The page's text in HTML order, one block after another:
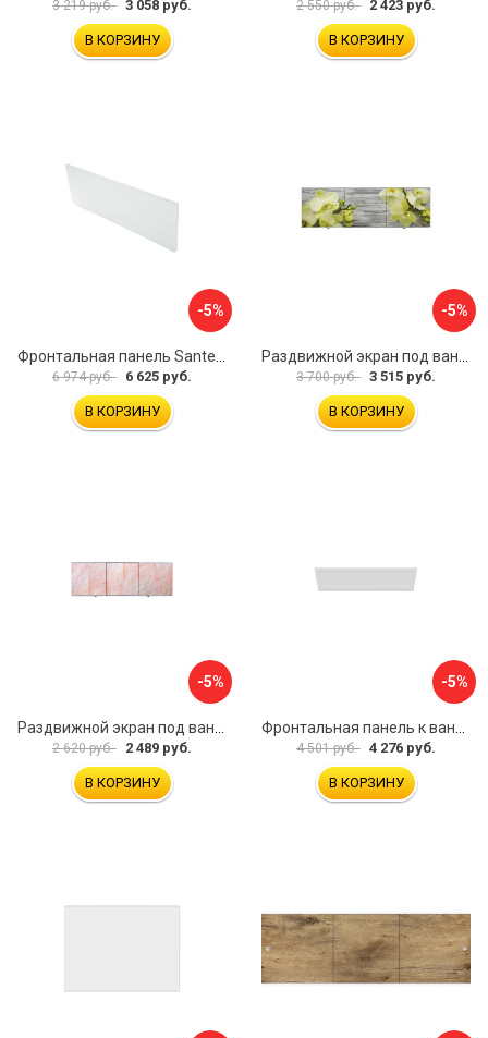
3 219 руб. 3 058 руб.
В КОРЗИНУ
2 550 руб. 2 423 руб.
В КОРЗИНУ
-5%
6 974 руб. 6 625 руб.
В КОРЗИНУ
-5%
3 700 руб. 3 515 руб.
В КОРЗИНУ
-5%
2 620 руб. 2 489 руб.
В КОРЗИНУ
-5%
4 501 руб. 4 276 руб.
В КОРЗИНУ